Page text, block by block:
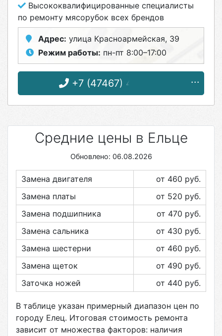
Высококвалифицированные специалисты
по ремонту мясорубок всех брендов
Адрес: улица Красноармейская, 39
Режим работы: пн-пт 8:00–17:00
+7 (47467) 4-87-31
Средние цены в Ельце
Обновлено: 06.08.2026
Замена двигателя от 460 руб.
Замена платы
от 520 руб.
Замена подшипника
от 470 руб.
Замена сальника
от 430 руб.
Замена шестерни
от 460 руб.
Замена щеток
от 490 руб.
Заточка ножей
от 440 руб.
В таблице указан примерный диапазон цен по
городу Елец. Итоговая стоимость ремонта
зависит от множества факторов: наличия